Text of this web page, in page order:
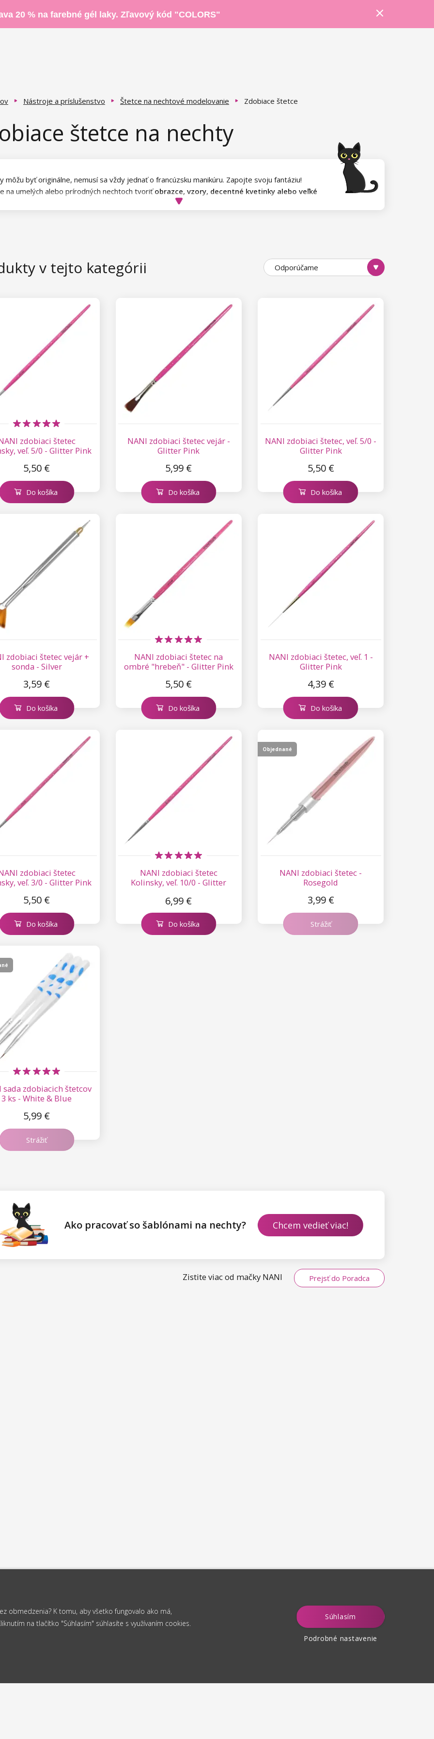
obmedzenia? K tomu, aby všetko fungovalo ako má,
na tlačítko "Súhlasím" súhlasíte s využívaním cookies.
Súhlasím
Podrobné nastavenie
20 % na farebné gél laky. Zľavový kód "COLORS"
Nástroje a príslušenstvo Štetce na nechtové modelovanie Zdobiace štetce
štetce na nechty
môžu byť originálne, nemusí sa vždy jednať o francúzsku manikúru. Zapojte svoju fantáziu!
na umelých alebo prírodných nechtoch tvoriťobrazce, vzory, decentné kvetinky alebo veľké
! Proste čo sa vám zapáči. K tomu potrebujete len tie správne kombinácie farieb a
v tejto kategórii Odporúčame
zdobiaci štetec
veľ. 5/0 - Glitter Pink
5,50 €
Do košíka
NANI zdobiaci štetec vejár -
Glitter Pink
5,99 €
Do košíka
NANI zdobiaci štetec, veľ. 5/0 -
Glitter Pink
5,50 €
Do košíka
zdobiaci štetec vejár +
sonda - Silver
3,59 €
Do košíka
NANI zdobiaci štetec na
ombré "hrebeň" - Glitter Pink
5,50 €
Do košíka
NANI zdobiaci štetec, veľ. 1 -
Glitter Pink
4,39 €
Do košíka
zdobiaci štetec
veľ. 3/0 - Glitter Pink
5,50 €
Do košíka
NANI zdobiaci štetec
Kolinsky, veľ. 10/0 - Glitter
6,99 €
Do košíka
NANI zdobiaci štetec -
Rosegold
3,99 €
Objednané
Strážiť
sada zdobiacich štetcov
3 ks - White & Blue
5,99 €
Strážiť
Ako pracovať so šablónami na nechty? Chcem vedieť viac!
Zistite viac od mačky NANI Prejsť do Poradca